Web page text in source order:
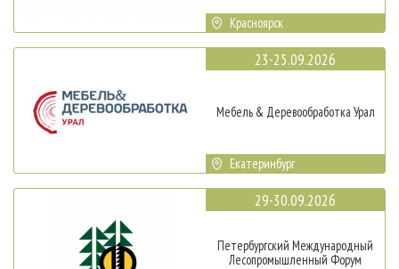
Красноярск
23-25.09.2026
Мебель & Деревообработка Урал
Екатеринбург
29-30.09.2026
Петербургский Международный
Лесопромышленный Форум